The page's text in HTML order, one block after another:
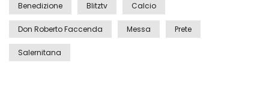
Benedizione Blitztv Calcio
Don Roberto Faccenda Messa Prete
Salernitana